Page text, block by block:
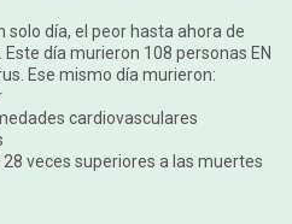
día, el peor hasta ahora de
día murieron 108 personas EN
Ese mismo día murieron:
cardiovasculares
veces superiores a las muertes